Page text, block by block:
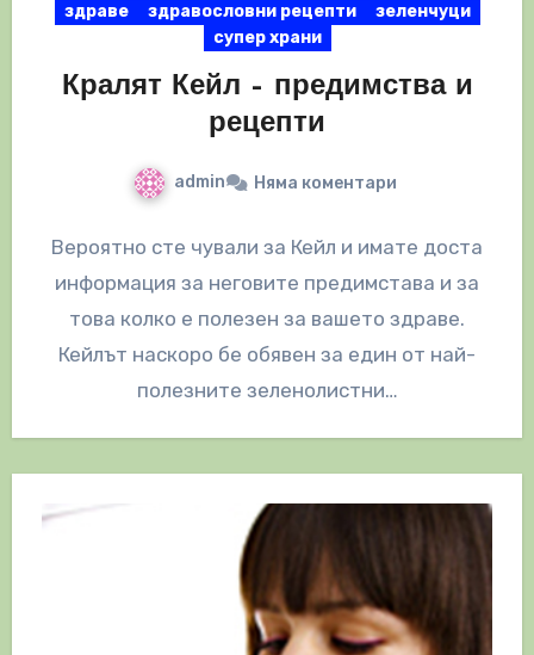
здраве здравословни рецепти
зеленчуци
супер храни
Кралят Кейл – предимства и
рецепти
admin Няма коментари
Вероятно сте чували за Кейл и имате доста
информация за неговите предимстава и за
това колко е полезен за вашето здраве.
Кейлът наскоро бе обявен за един от най-
полезните зеленолистни…